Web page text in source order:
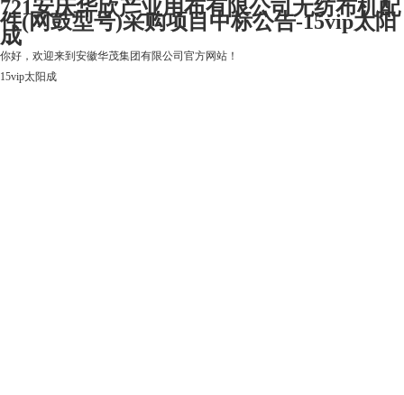
721安庆华欣产业用布有限公司无纺布机配
件(网鼓型号)采购项目中标公告-15vip太阳
成
你好，欢迎来到安徽华茂集团有限公司官方网站！
15vip太阳成